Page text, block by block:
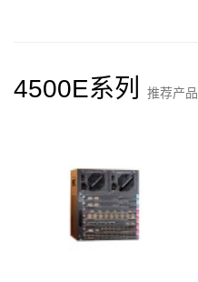
4500E系列 推荐产品